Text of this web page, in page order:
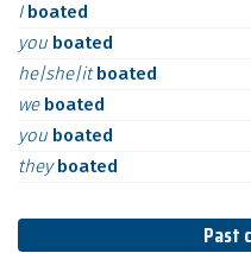
I boated
you boated
he|she|itboated
we boated
you boated
theyboated
Past